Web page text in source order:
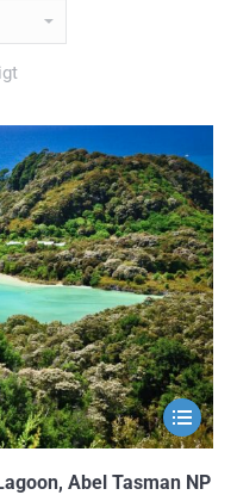
Dieses
Produkt
weist
Abel Tasman NP